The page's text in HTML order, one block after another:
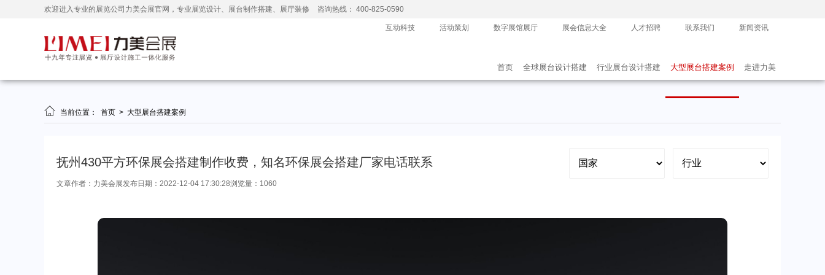
欢迎进入专业的展览公司力美会展官网，专业展览设计、展台制作搭建、展厅装修 咨询热线： 400-825-0590
互动科技 活动策划 数字展馆展厅 展会信息大全 人才招聘 联系我们 新闻资讯
首页 全球展台设计搭建 行业展台设计搭建 大型展台搭建案例 走进力美
 当前位置： 首页 > 大型展台搭建案例
抚州430平方环保展会搭建制作收费，知名环保展会搭建厂家电话联系
文章作者：力美会展发布日期：2022-12-04 17:30:28浏览量：1060